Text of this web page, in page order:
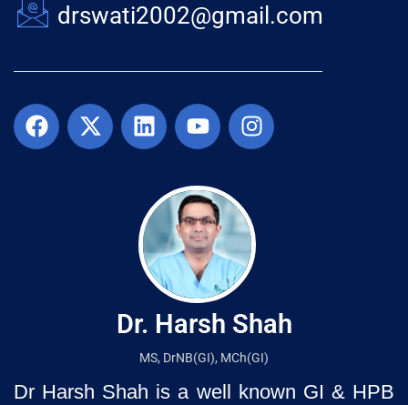
drswati2002@gmail.com
Dr. Harsh Shah
MS, DrNB(GI), MCh(GI)
Dr Harsh Shah is a well known GI & HPB